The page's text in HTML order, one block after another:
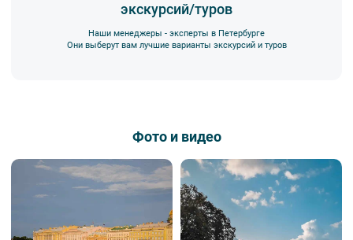
экскурсий/туров
Наши менеджеры - эксперты в Петербурге
Они выберут вам лучшие варианты экскурсий и туров
Фото и видео